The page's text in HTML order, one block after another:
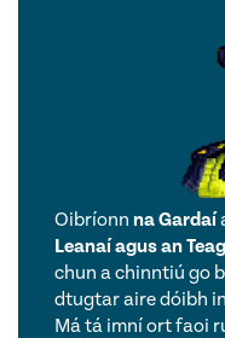
Oibríonn na Gardaí
Leanaí agus an
chun a chinntiú go
dtugtar aire dóibh
Má tá imní ort faoi